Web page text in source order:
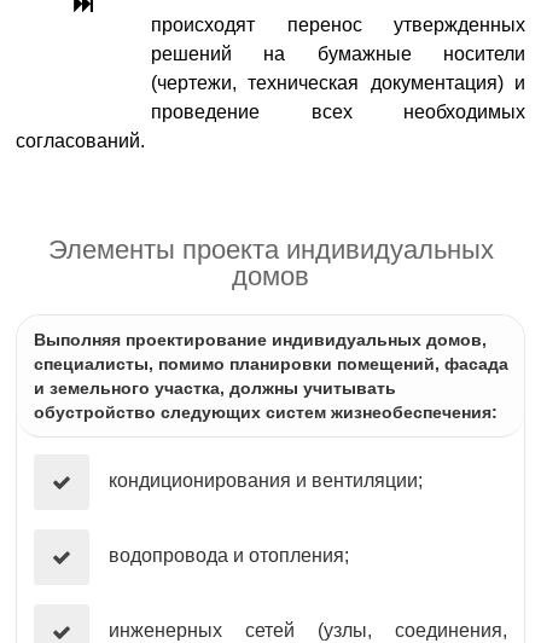
происходят перенос утвержденных
решений на бумажные носители
(чертежи, техническая документация) и
проведение всех необходимых
согласований.
Элементы проекта индивидуальных
домов
Выполняя проектирование индивидуальных домов,
специалисты, помимо планировки помещений, фасада
и земельного участка, должны учитывать
обустройство следующих систем жизнеобеспечения:
кондиционирования и вентиляции;
водопровода и отопления;
инженерных сетей (узлы, соединения,